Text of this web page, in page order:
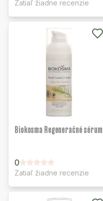
Zatiaľ žiadne recenzie
Biokosma Regeneračné sérum
0
Zatiaľ žiadne recenzie